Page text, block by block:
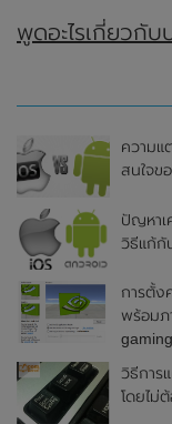
พูดอะไรเกี่ยวกับ
ความแ
สนใจข
ปัญหาเ
วิธีแก้กั
การตั้ง
พร้อมภ
วิธีการ
โดยไม่